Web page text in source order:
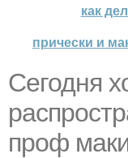
как
прически и
Сегодня
проф